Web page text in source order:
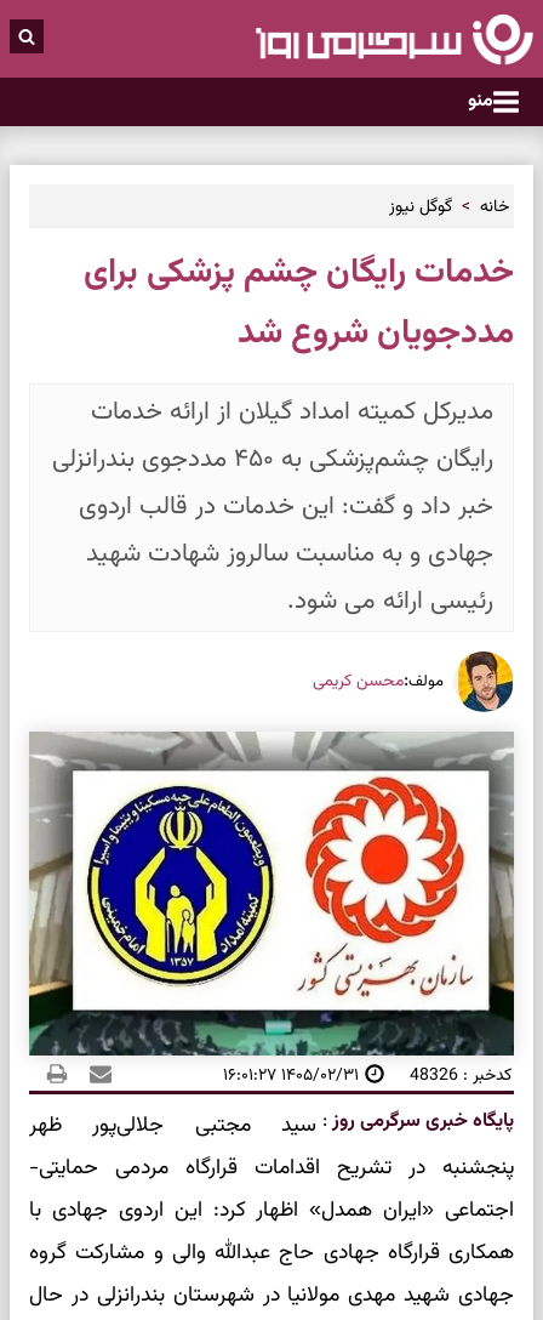
منو
خانه گوگل نیوز
خدمات رایگان چشم‌ پزشکی برای
مددجویان شروع شد
مدیرکل کمیته امداد گیلان از ارائه خدمات
رایگان چشم‌پزشکی به ۴۵۰ مددجوی بندرانزلی
خبر داد و گفت: این خدمات در قالب اردوی
جهادی و به مناسبت سالروز شهادت شهید
رئیسی ارائه می شود.
مولف:محسن کریمی
کدخبر : 48326 ۱۴۰۵/۰۲/۳۱ ۱۶:۰۱:۲۷
پایگاه خبری سرگرمی روز: سید مجتبی جلالی‌پور ظهر
پنجشنبه در تشریح اقدامات قرارگاه مردمی حمایتی-
اجتماعی «ایران همدل» اظهار کرد: این اردوی جهادی با
همکاری قرارگاه جهادی حاج عبدالله والی و مشارکت گروه
جهادی شهید مهدی مولانیا در شهرستان بندرانزلی در حال